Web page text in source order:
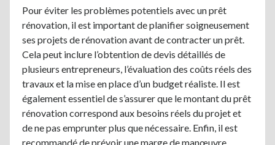
Pour éviter les problèmes potentiels avec un prêt
rénovation, il est important de planifier soigneusement
ses projets de rénovation avant de contracter un prêt.
Cela peut inclure l’obtention de devis détaillés de
plusieurs entrepreneurs, l’évaluation des coûts réels des
travaux et la mise en place d’un budget réaliste. Il est
également essentiel de s’assurer que le montant du prêt
rénovation correspond aux besoins réels du projet et
de ne pas emprunter plus que nécessaire. Enfin, il est
recommandé de prévoir une marge de manœuvre